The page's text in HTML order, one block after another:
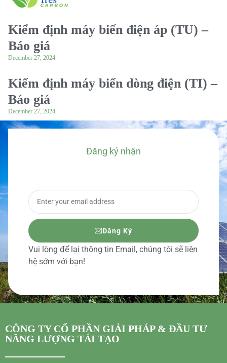
Kiểm định máy biến điện áp (TU) –
Báo giá
December 27, 2024
Kiểm định máy biến dòng điện (TI) –
Báo giá
December 27, 2024
Đăng ký nhận
Đăng Ký
Vui lòng để lại thông tin Email, chúng tôi sẽ liên
hệ sớm với bạn!
CÔNG TY CỔ PHẦN GIẢI PHÁP & ĐẦU TƯ
NĂNG LƯỢNG TÁI TẠO